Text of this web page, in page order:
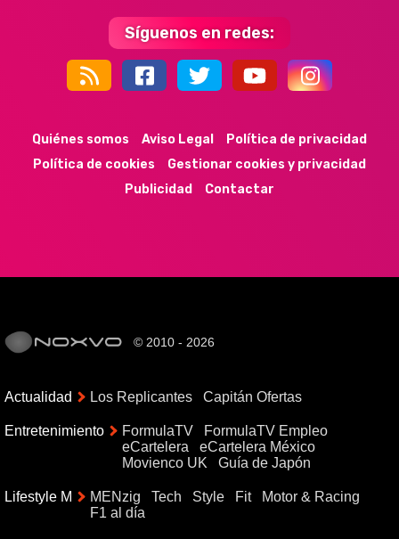
Síguenos en redes:
44k 9k 35k 352
Quiénes somos Aviso Legal
Política de privacidad
Política de cookies
Gestionar cookies y privacidad
Publicidad
Contactar
© 2010 - 2026
Actualidad Los Replicantes Capitán Ofertas
Entretenimiento FormulaTV
FormulaTV Empleo
eCartelera
eCartelera México
Movienco UK
Guía de Japón
Lifestyle M MENzig Tech Style Fit
Motor & Racing
F1 al día